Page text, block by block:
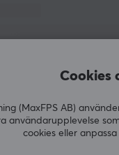
Cookies
(MaxFPS AB)
användarupplevelse
cookies eller